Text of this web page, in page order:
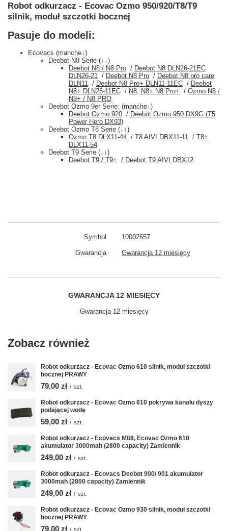
Robot odkurzacz - Ecovac Ozmo 950/920/T8/T9
silnik, moduł szczotki bocznej
Pasuje do modeli:
Ecovacs (manche↓)
Deebot N8 Serie (↓↓)
Deebot N8 / N8 Pro / Deebot N8 DLN26-21EC
DLN26-21 / Deebot N8 Pro / Deebot N8 pro care
DLN11 / Deebot N8 Pro+ DLN11-11EC / Deebot
N8+ DLN26-11EC / N8, N8+ N8 Pro+ / Ozmo N8 /
N8+ / N8 PRO
Deebot Ozmo 9er Serie: (manche↓)
Deebot Ozmo 920 / Deebot Ozmo 950 DX9G (T5
Power Hero DX93)
Deebot Ozmo T8 Serie (↓↓)
Ozmo T8 DLX11-44 / T8 AIVI DBX11-11 / T8+
DLX11-54
Deebot T9 Serie (↓↓)
Deebot T9 / T9+ / Deebot T9 AIVI DBX12
Symbol 10002657
Gwarancja Gwarancja 12 miesięcy
GWARANCJA 12 MIESIĘCY
Gwarancja 12 miesięcy
Zobacz również
Robot odkurzacz - Ecovac Ozmo 610 silnik, moduł szczotki
bocznej PRAWY
79,00 zł / szt.
Robot odkurzacz - Ecovac Ozmo 610 pokrywa kanału dyszy
podającej wodę
59,00 zł / szt.
Robot odkurzacz - Ecovacs M88, Ecovac Ozmo 610
akumulator 3000mah (2800 capacity) Zamiennik
249,00 zł / szt.
Robot odkurzacz - Ecovacs Deebot 900/ 901 akumulator
3000mah (2800 capacity) Zamiennik
249,00 zł / szt.
Robot odkurzacz - Ecovac Ozmo 930 silnik, moduł szczotki
bocznej PRAWY
79,00 zł / szt.